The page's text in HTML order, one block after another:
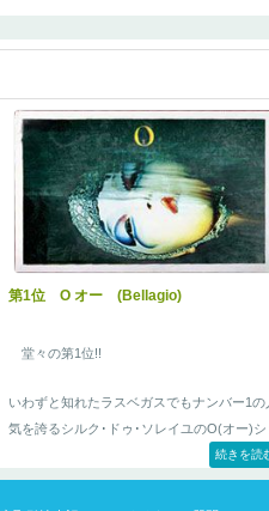
第1位 O オー (Bellagio)
堂々の第1位!!
いわずと知れたラスベガスでもナンバー1の
気を誇るシルク･ドゥ･ソレイユのO(オー)シ
続きを読